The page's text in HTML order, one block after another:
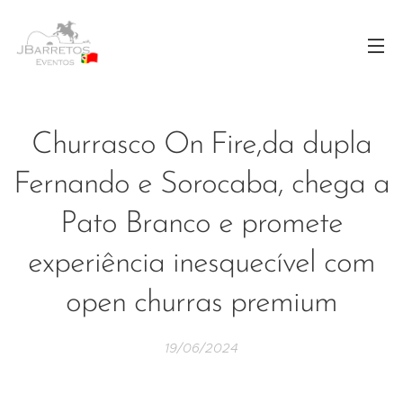
Churrasco On Fire,da dupla
Fernando e Sorocaba, chega a
Pato Branco e promete
experiência inesquecível com
open churras premium
19/06/2024